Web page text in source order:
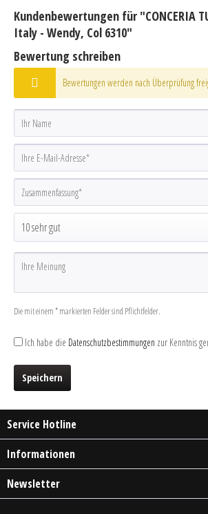
Kundenbewertungen für "CONCERIA
Italy - Wendy, Col 6310"
Bewertung schreiben
Bewertungen werden nach Überprüfung
Die mit einem * markierten Felder sind Pflichtfelder.
Ich habe die Datenschutzbestimmungen zur Kenntnis
Speichern
Service Hotline
Informationen
Newsletter